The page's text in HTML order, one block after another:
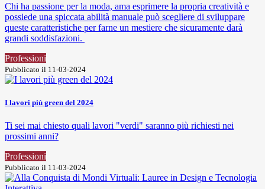
Chi ha passione per la moda, ama esprimere la propria creatività e
possiede una spiccata abilità manuale può scegliere di sviluppare
queste caratteristiche per farne un mestiere che sicuramente darà
grandi soddisfazioni.
Professioni
Pubblicato il 11-03-2024
I lavori più green del 2024
Ti sei mai chiesto quali lavori "verdi" saranno più richiesti nei
prossimi anni?
Professioni
Pubblicato il 11-03-2024